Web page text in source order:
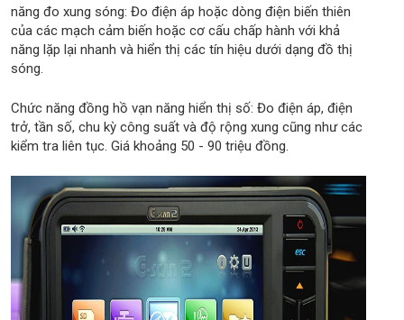
năng đo xung sóng: Đo điện áp hoặc dòng điện biến thiên
của các mạch cảm biến hoặc cơ cấu chấp hành với khả
năng lặp lại nhanh và hiển thị các tín hiệu dưới dạng đồ thị
sóng.
Chức năng đồng hồ vạn năng hiển thị số: Đo điện áp, điện
trở, tần số, chu kỳ công suất và độ rộng xung cũng như các
kiểm tra liên tục. Giá khoảng 50 - 90 triệu đồng.